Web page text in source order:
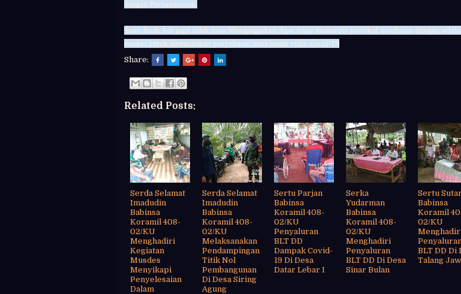
dengan Purnawirawan.
Sertu Budi Adi juga tidak lupa Mengingatkan Agar tetap mematuhi protokol kesehatan dengan
masker untuk memutuskan penyebaran mata rantai virus covid-19
Share:
Related Posts:
Serda Selamat
Imadudin
Babinsa
Koramil 408-
02/KU
Menghadiri
Kegiatan
Musdes
Menyikapi
Penyelesaian
Dalam
Serda Selamat
Imadudin
Babinsa
Koramil 408-
02/KU
Melaksanakan
Pendampingan
Titik Nol
Pembangunan
Di Desa Siring
Agung
Sertu Parjan
Babinsa
Koramil 408-
02/KU
Penyaluran
BLT DD
Dampak Covid-
19 Di Desa
Datar Lebar I
Serka
Yudarman
Babinsa
Koramil 408-
02/KU
Menghadiri
Penyaluran
BLT DD Di Desa
Sinar Bulan
Sertu
Babinsa
Koramil
02/KU
Penyaluran
BLT DD Di
Talang